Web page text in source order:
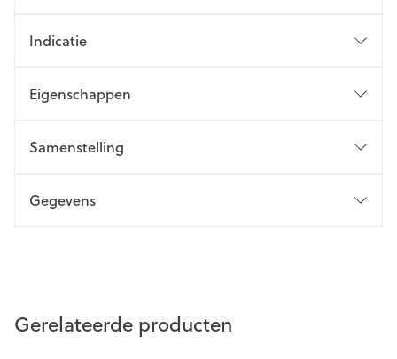
Indicatie
Eigenschappen
Samenstelling
Gegevens
Gerelateerde producten